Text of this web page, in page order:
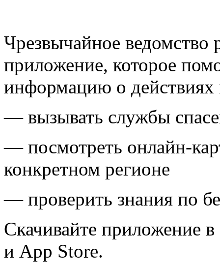
Чрезвычайное ведомство
приложение, которое
информацию о
— вызывать службы
— посмотреть онлайн-
конкретном регионе
— проверить знания по
Скачивайте приложение
и App Store.